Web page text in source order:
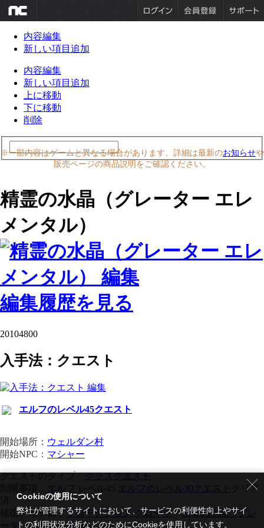
内容編集
新しい項目追加
内容編集
新しい項目追加
上に移動
下に移動
削除
※一部内容はゲームと異なる場合があります。詳細は最新のお知らせや
販売ページの商品説明をご確認ください。
精霊の水晶（グレーター エレ
メンタル）
編集履歴を見る
20104800
入手法：クエスト
エルフのレベル45クエスト
開始場所： ウェルダン村
開始NPC： マシャー
クエストのタイプ：クラスクエスト
エルフ エルフのレベル30クエスト
クリア
補償アイテム： プロテクション グローブ、精霊の水晶（グレ
ーター エレメンタル）
Cookieの使用について
弊社が管理するサイトにおいて、サービスの利便性向上やサイ
トの利用状況分析などのためにCookieを使用しています。